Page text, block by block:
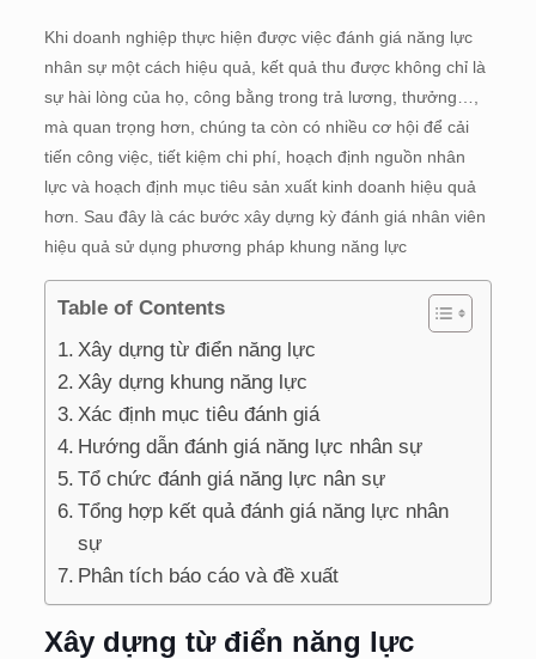
Khi doanh nghiệp thực hiện được việc đánh giá năng lực
nhân sự một cách hiệu quả, kết quả thu được không chỉ là
sự hài lòng của họ, công bằng trong trả lương, thưởng…,
mà quan trọng hơn, chúng ta còn có nhiều cơ hội để cải
tiến công việc, tiết kiệm chi phí, hoạch định nguồn nhân
lực và hoạch định mục tiêu sản xuất kinh doanh hiệu quả
hơn. Sau đây là các bước xây dựng kỳ đánh giá nhân viên
hiệu quả sử dụng phương pháp khung năng lực
Table of Contents
Xây dựng từ điển năng lực
Xây dựng khung năng lực
Xác định mục tiêu đánh giá
Hướng dẫn đánh giá năng lực nhân sự
Tổ chức đánh giá năng lực nân sự
Tổng hợp kết quả đánh giá năng lực nhân
sự
Phân tích báo cáo và đề xuất
Xây dựng từ điển năng lực